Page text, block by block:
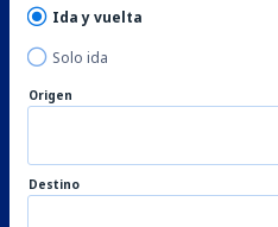
Ida y vuelta
Solo ida
Origen
Destino